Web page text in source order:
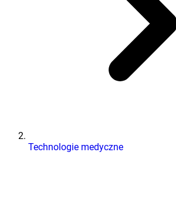
Technologie medyczne